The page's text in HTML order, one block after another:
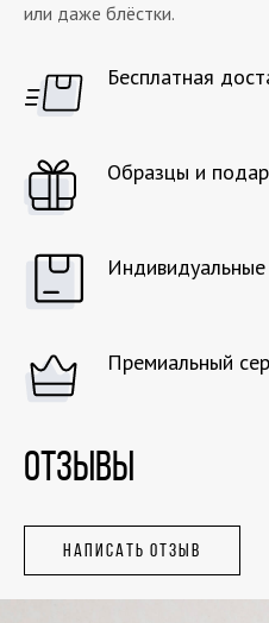
или даже блёстки.
Бесплатная
Образцы и
Премиальный
ОТЗЫВЫ
НАПИСАТЬ ОТЗЫВ